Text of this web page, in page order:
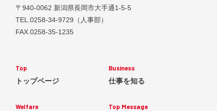
〒940-0062 新潟県長岡市大手通1-5-5
TEL.0258-34-9729（人事部）
FAX.0258-35-1235
Top
トップページ
Business
仕事を知る
Welfare
Top Message